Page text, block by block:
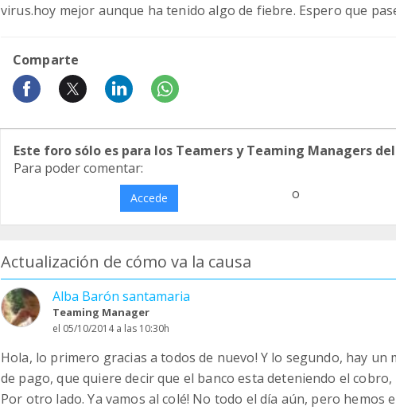
virus.hoy mejor aunque ha tenido algo de fiebre. Espero que
Comparte
Este foro sólo es para los Teamers y Teaming Managers
Para poder comentar:
Accede o
Actualización de cómo va la causa
Alba Barón santamaria
Teaming Manager
el 05/10/2014 a las 10:30h
Hola, lo primero gracias a todos de nuevo! Y lo segundo, hay
de pago, que quiere decir que el banco esta deteniendo el
Por otro lado. Ya vamos al colé! No todo el día aún, pero hemos